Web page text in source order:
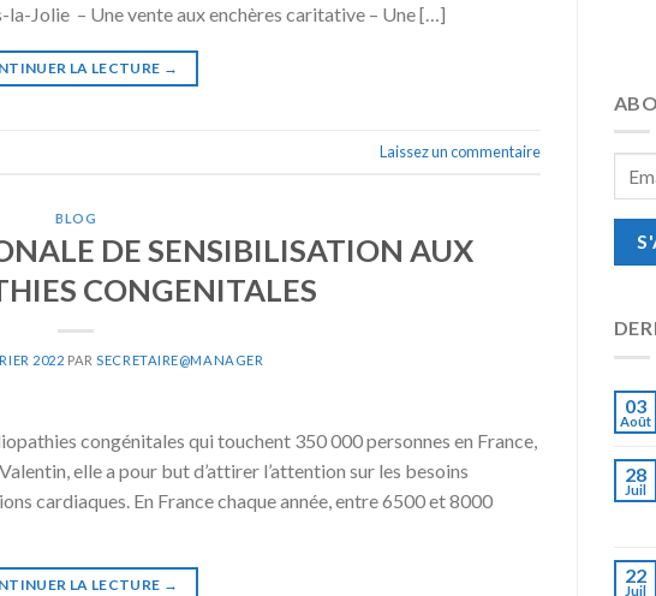
Jolie – Une vente aux enchères caritative – Une […]
LA LECTURE →
Laissez un commentaire
BLOG
DE SENSIBILISATION AUX
CONGENITALES
2022 PARSECRETAIRE@MANAGER
congénitales qui touchent 350 000 personnes en France,
elle a pour but d’attirer l’attention sur les besoins
cardiaques. En France chaque année, entre 6500 et 8000
LA LECTURE →
03
Août
28
Juil
22
Juil